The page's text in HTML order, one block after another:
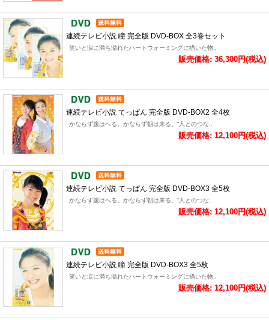
連続テレビ小説 瞳 完全版 DVD-BOX 全3巻セット
笑いと涙に満ち溢れたハートウォーミングに描いた物..
販売価格: 36,300円(税込)
連続テレビ小説 てっぱん 完全版 DVD-BOX2 全4枚
かならず腹はへる。かならず朝は来る。“人とのつな..
販売価格: 12,100円(税込)
連続テレビ小説 てっぱん 完全版 DVD-BOX3 全5枚
かならず腹はへる。かならず朝は来る。“人とのつな..
販売価格: 12,100円(税込)
連続テレビ小説 瞳 完全版 DVD-BOX3 全5枚
笑いと涙に満ち溢れたハートウォーミングに描いた物..
販売価格: 12,100円(税込)